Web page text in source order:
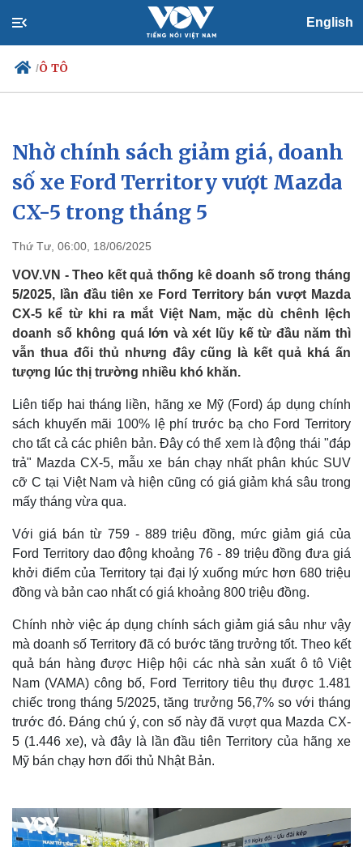
English
/Ô TÔ
Chính trị
Đảng
Tổ chức nhân sự
Quốc hội
Xã hội
Dự báo thời tiết
Giáo dục
Nhờ chính sách giảm giá, doanh
số xe Ford Territory vượt Mazda
CX-5 trong tháng 5
Thứ Tư, 06:00, 18/06/2025
VOV.VN - Theo kết quả thống kê doanh số trong tháng
5/2025, lần đầu tiên xe Ford Territory bán vượt Mazda
CX-5 kể từ khi ra mắt Việt Nam, mặc dù chênh lệch
doanh số không quá lớn và xét lũy kế từ đầu năm thì
vẫn thua đối thủ nhưng đây cũng là kết quả khá ấn
tượng lúc thị trường nhiều khó khăn.
Liên tiếp hai tháng liền, hãng xe Mỹ (Ford) áp dụng chính
sách khuyến mãi 100% lệ phí trước bạ cho Ford Territory
cho tất cả các phiên bản. Đây có thể xem là động thái "đáp
trả" Mazda CX-5, mẫu xe bán chạy nhất phân khúc SUV
cỡ C tại Việt Nam và hiện cũng có giá giảm khá sâu trong
mấy tháng vừa qua.
Với giá bán từ 759 - 889 triệu đồng, mức giảm giá của
Ford Territory dao động khoảng 76 - 89 triệu đồng đưa giá
khởi điểm của Territory tại đại lý xuống mức hơn 680 triệu
đồng và bản cao nhất có giá khoảng 800 triệu đồng.
Chính nhờ việc áp dụng chính sách giảm giá sâu như vậy
mà doanh số Territory đã có bước tăng trưởng tốt. Theo kết
quả bán hàng được Hiệp hội các nhà sản xuất ô tô Việt
Nam (VAMA) công bố, Ford Territory tiêu thụ được 1.481
chiếc trong tháng 5/2025, tăng trưởng 56,7% so với tháng
trước đó. Đáng chú ý, con số này đã vượt qua Mazda CX-
5 (1.446 xe), và đây là lần đầu tiên Territory của hãng xe
Mỹ bán chạy hơn đối thủ Nhật Bản.